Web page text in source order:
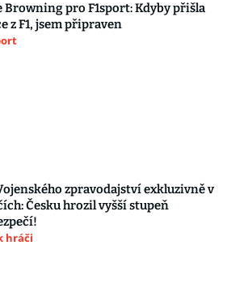
Browning pro F1sport: Kdyby přišla
z F1, jsem připraven
zpravodajství exkluzivně v
Česku hrozil vyšší stupeň
hráči